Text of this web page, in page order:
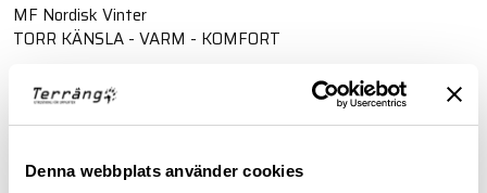
Denna webbplats använder cookies
MF Nordisk Vinter
TORR KÄNSLA - VARM - KOMFORT
Läs mer
BESKRIVNING